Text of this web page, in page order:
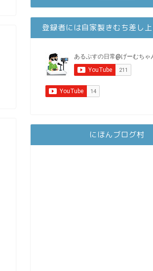
登録者には自家製きむち差し上
にほんブログ村